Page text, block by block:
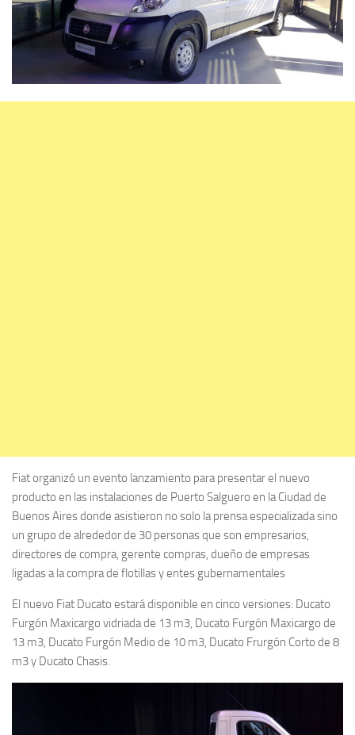
Fiat organizó un evento lanzamiento para presentar el nuevo
producto en las instalaciones de Puerto Salguero en la Ciudad de
Buenos Aires donde asistieron no solo la prensa especializada sino
un grupo de alrededor de 30 personas que son empresarios,
directores de compra, gerente compras, dueño de empresas
ligadas a la compra de flotillas y entes gubernamentales
El nuevo Fiat Ducato estará disponible en cinco versiones: Ducato
Furgón Maxicargo vidriada de 13 m3, Ducato Furgón Maxicargo de
13 m3, Ducato Furgón Medio de 10 m3, Ducato Frurgón Corto de 8
m3 y Ducato Chasis.